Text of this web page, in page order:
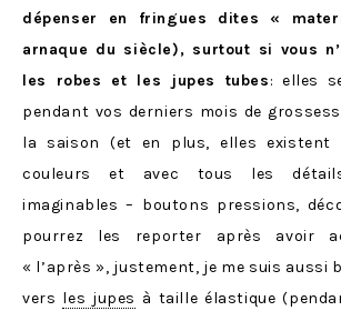
dépenser en fringues dites «
arnaque du siècle), surtout si vous
les robes et les jupes tubes: elles
pendant vos derniers mois de
la saison (et en plus, elles existent
couleurs et avec tous les
imaginables – boutons pressions,
pourrez les reporter après avoir
« l’après », justement, je me suis aussi
vers les jupes à taille élastique